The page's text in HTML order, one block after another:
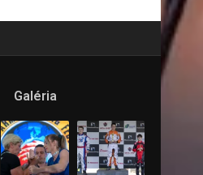
Galéria